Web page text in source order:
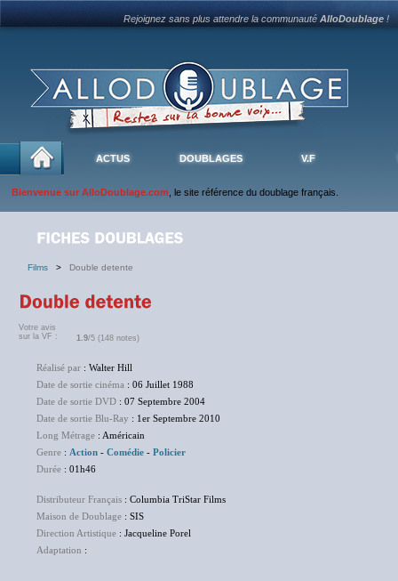
Rejoignez sans plus attendre la communautéAlloDoublage !
ACTUS DOUBLAGES V.F
Bienvenue sur AlloDoublage.com , le site référence du doublage français.
Films > Double detente
Votre avis
sur la VF :
1.9/5 (148 notes)
Réalisé par : Walter Hill
Date de sortie cinéma : 06 Juillet 1988
Date de sortie DVD : 07 Septembre 2004
Date de sortie Blu-Ray : 1er Septembre 2010
Long Métrage : Américain
Genre : Action - Comédie - Policier
Durée : 01h46
Distributeur Français : Columbia TriStar Films
Maison de Doublage : SIS
Direction Artistique : Jacqueline Porel
Adaptation :